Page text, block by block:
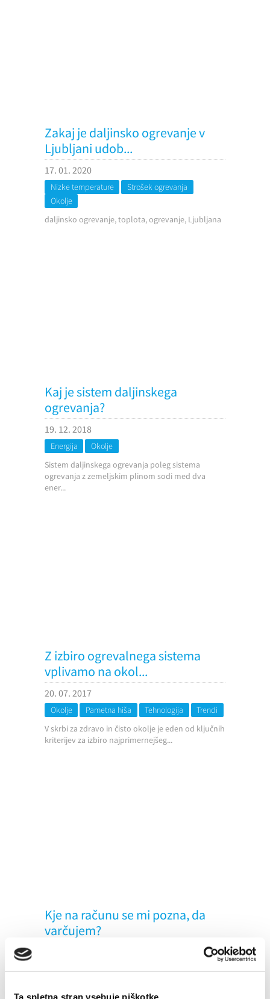
Ta spletna stran vsebuje piškotke
Zakaj je daljinsko ogrevanje v
Ljubljani udob...
17. 01. 2020
Nizke temperature
Strošek ogrevanja
Okolje
daljinsko ogrevanje, toplota, ogrevanje, Ljubljana
Kaj je sistem daljinskega
ogrevanja?
19. 12. 2018
Energija
Okolje
Sistem daljinskega ogrevanja poleg sistema
ogrevanja z zemeljskim plinom sodi med dva
ener...
Z izbiro ogrevalnega sistema
vplivamo na okol...
20. 07. 2017
Okolje Pametna hiša Tehnologija
Trendi
V skrbi za zdravo in čisto okolje je eden od ključnih
kriterijev za izbiro najprimernejšeg...
Kje na računu se mi pozna, da
varčujem?
Udobje Pametna hiša
Prihranki